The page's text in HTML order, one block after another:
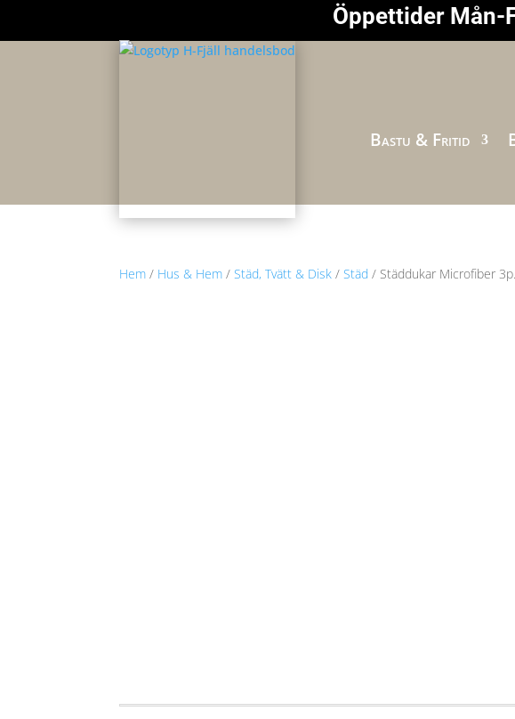
Öppettider Mån-
Bastu & Fritid
Hem / Hus & Hem / Städ, Tvätt & Disk / Städ / Städdukar Microfiber 3p.